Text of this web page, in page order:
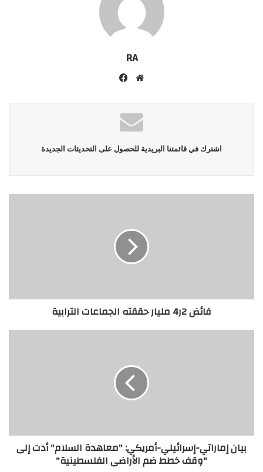
RA
موقع
اشترك في قائمتنا البريدية للحصول على التحديثات الجديدة
فائض 2ر4 مليار حققته الجماعات الترابية
بيان إماراتي-إسرائيلي-أمريكي: "معاهدة السلام" أدت إلى
"وقف خطط ضم الأراضي الفلسطينية"